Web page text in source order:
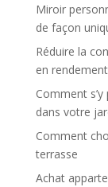
Miroir
de façon
Réduire la
en
Comment
dans votre
Comment
terrasse
Achat